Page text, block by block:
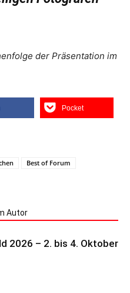
der Präsentation im
Pocket
Best of Forum
Autor
2026 – 2. bis 4. Oktober